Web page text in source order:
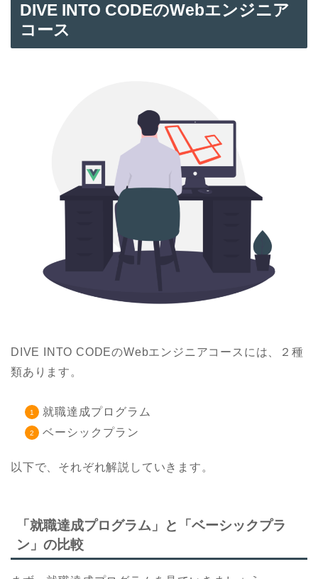
DIVE INTO CODEのWebエンジニア
コース
DIVE INTO CODEのWebエンジニアコースには、２種
類あります。
就職達成プログラム
ベーシックプラン
以下で、それぞれ解説していきます。
「就職達成プログラム」と「ベーシックプラ
ン」の比較